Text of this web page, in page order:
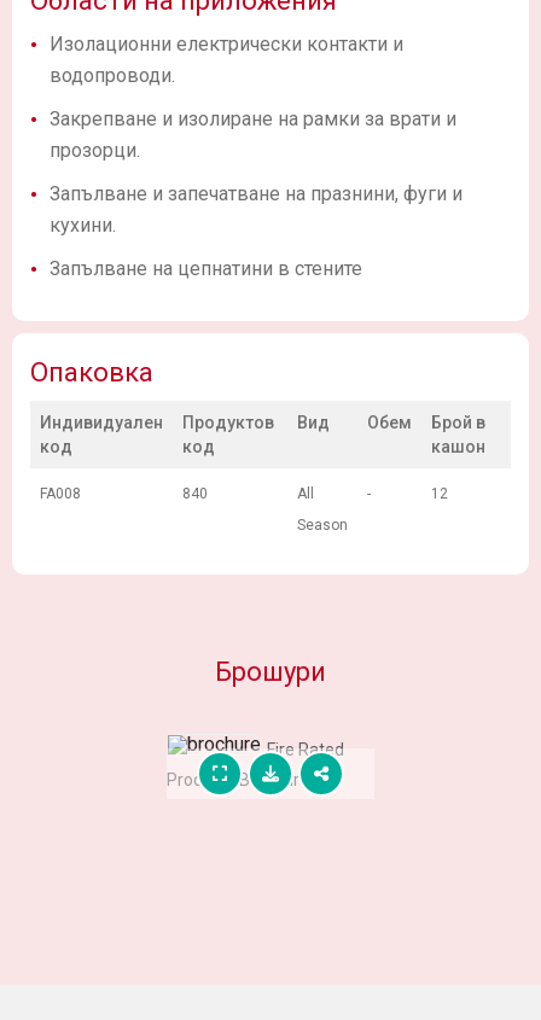
Изолационни електрически контакти и
водопроводи.
Закрепване и изолиране на рамки за врати и
прозорци.
Запълване и запечатване на празнини, фуги и
кухини.
Запълване на цепнатини в стените
Опаковка
Индивидуален
код
Продуктов
код
Вид Обем
Брой в
кашон
FA008 840
All
Season
- 12
Брошури
Fire Rated
Products Brochure